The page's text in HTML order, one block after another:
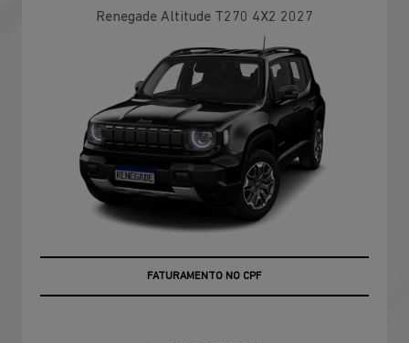
Renegade Altitude T270 4X2 2027
ÚLTIMAS UNIDADES
FATURAMENTO NO CPF